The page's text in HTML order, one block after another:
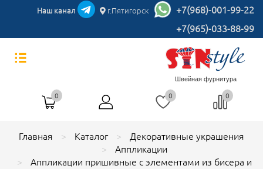
Наш канал г.Пятигорск
+7(968)-001-99-22
+7(965)-033-88-99
Швейная фурнитура
0 0 0
Главная Каталог
Декоративные украшения
Аппликации
Аппликации пришивные с элементами из бисера и